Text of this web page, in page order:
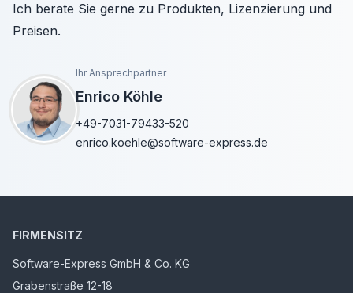
Ich berate Sie gerne zu Produkten, Lizenzierung und
Preisen.
Ihr Ansprechpartner
Enrico Köhle
+49-7031-79433-520
enrico.koehle@software-express.de
FIRMENSITZ
Software-Express GmbH & Co. KG
Grabenstraße 12-18